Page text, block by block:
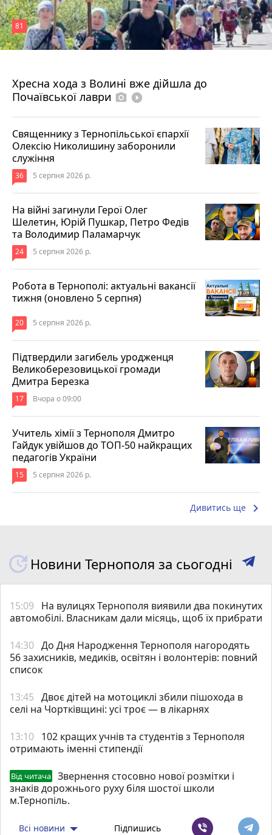
Хресна хода з Волині вже дійшла до
Почаївської лаври photo_camera play_circle_filled
81
Священнику з Тернопільської єпархії
Олексію Николишину заборонили
служіння
36 5 серпня 2026 р.
На війні загинули Герої Олег
Шелетин, Юрій Пушкар, Петро Федів
та Володимир Паламарчук
24 5 серпня 2026 р.
Робота в Тернополі: актуальні вакансії
тижня (оновлено 5 серпня)
20 5 серпня 2026 р.
Підтвердили загибель уродженця
Великоберезовицької громади
Дмитра Березка
17 Вчора о 09:00
Учитель хімії з Тернополя Дмитро
Гайдук увійшов до ТОП-50 найкращих
педагогів України
15 5 серпня 2026 р.
Дивитись ще keyboard_arrow_right
Новини Тернополя за сьогодні
15:09
На вулицях Тернополя виявили два покинутих
автомобілі. Власникам дали місяць, щоб їх прибрати
14:30 До Дня Народження Тернополя нагородять
56 захисників, медиків, освітян і волонтерів: повний
список
13:45 Двоє дітей на мотоциклі збили пішохода в
селі на Чортківщині: усі троє — в лікарнях
13:10 102 кращих учнів та студентів з Тернополя
отримають іменні стипендії
Від читача
Звернення стосовно нової розмітки і
знаків дорожнього руху біля шостої школи
м.Тернопіль.
Всі новини Підпишись